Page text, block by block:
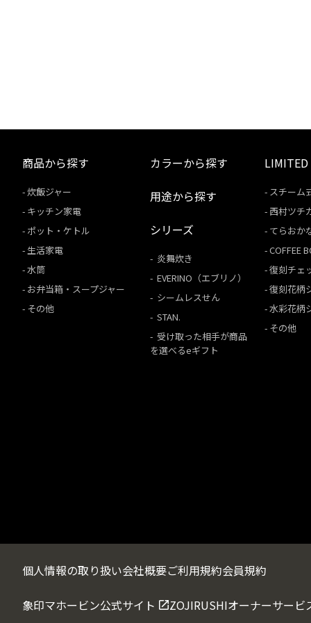
商品から探す
炊飯ジャー
キッチン家電
ポット・ケトル
生活家電
水筒
お弁当箱・スープジャー
その他
カラーから探す
用途から探す
シリーズ
炎舞炊き
EVERINO（エブリノ）
シームレスせん
STAN.
受け取った相手が商品
を選べるeギフト
スチーム
西村ツチ
てらおか
COFFEE
復刻チェ
復刻花柄
水彩花柄
その他
個人情報の取り扱い会社概要ご利用規約会員規約
象印マホービン公式サイト ZOJIRUSHIオーナーサービ